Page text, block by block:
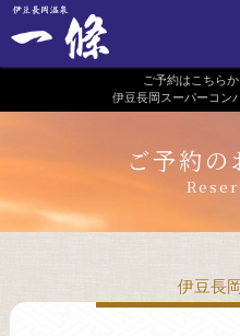
ご予約はこちら
伊豆長岡スーパーコン
ご予約の
伊豆長